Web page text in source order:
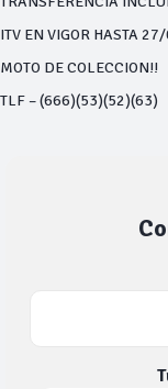
ITV EN VIGOR HASTA
MOTO DE COLECCION!!
TLF – (666)(53)(52)(63)